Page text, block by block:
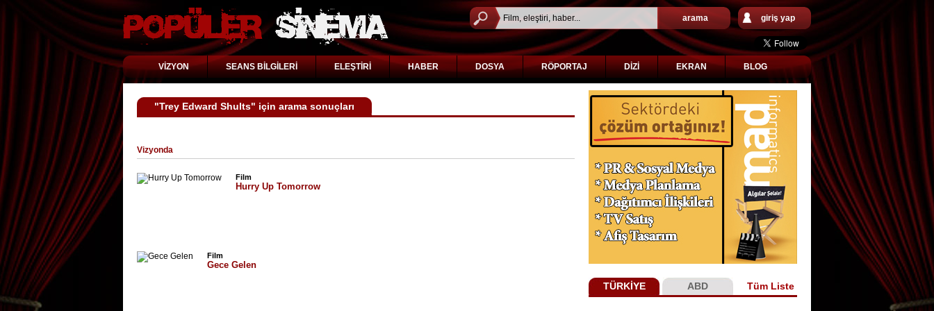
arama giriş yap
VİZYON SEANS BİLGİLERİ ELEŞTİRİ HABER DOSYA RÖPORTAJ DİZİ EKRAN BLOG
"Trey Edward Shults" için arama sonuçları
Vizyonda
Film
Hurry Up Tomorrow
Film
Gece Gelen
TÜRKİYE ABD Tüm Liste